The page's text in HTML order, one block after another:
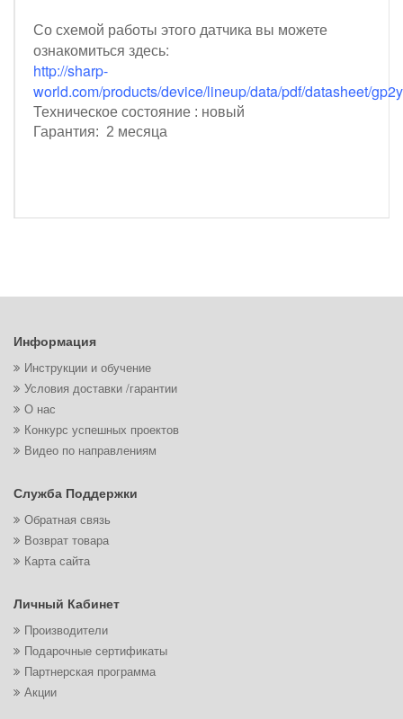
Со схемой работы этого датчика вы можете
ознакомиться здесь:
http://sharp-
world.com/products/device/lineup/data/pdf/datasheet/
Техническое состояние : новый
Гарантия: 2 месяца
Информация
Инструкции и обучение
Условия доставки /гарантии
О нас
Конкурс успешных проектов
Видео по направлениям
Служба Поддержки
Обратная связь
Возврат товара
Карта сайта
Личный Кабинет
Производители
Подарочные сертификаты
Партнерская программа
Акции